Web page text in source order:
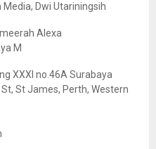
Dwi Utariningsih
Alexa
M
XXXI no.46A Surabaya
St, St James, Perth, Western